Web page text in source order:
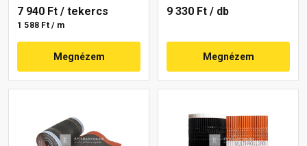
7 940 Ft / tekercs
1 588 Ft / m
Megnézem
9 330 Ft / db
Megnézem